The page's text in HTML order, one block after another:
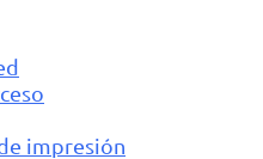
impresión